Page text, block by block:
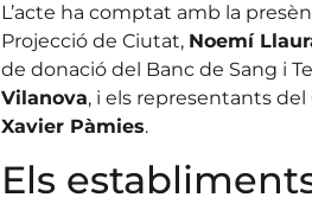
L’acte ha comptat amb la
Projecció de Ciutat, Noemí
de donació del Banc de Sang i
Vilanova, i els representants
Xavier Pàmies.
Els